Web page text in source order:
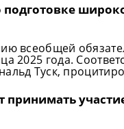
подготовке
всеобщей
2025 года.
Туск,
принимать